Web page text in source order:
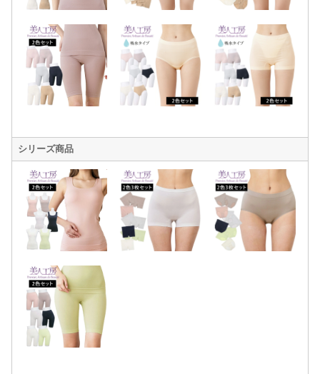
シリーズ商品